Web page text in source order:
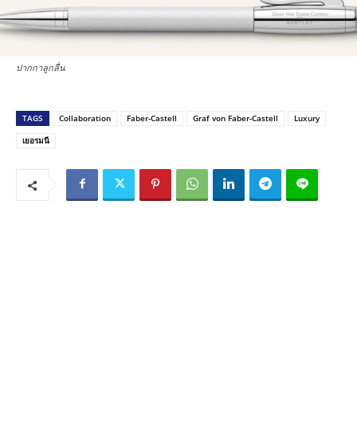
ปากกาลูกลื่น
TAGS Collaboration Faber-Castell Graf von Faber-Castell
Luxury
เยอรมนี